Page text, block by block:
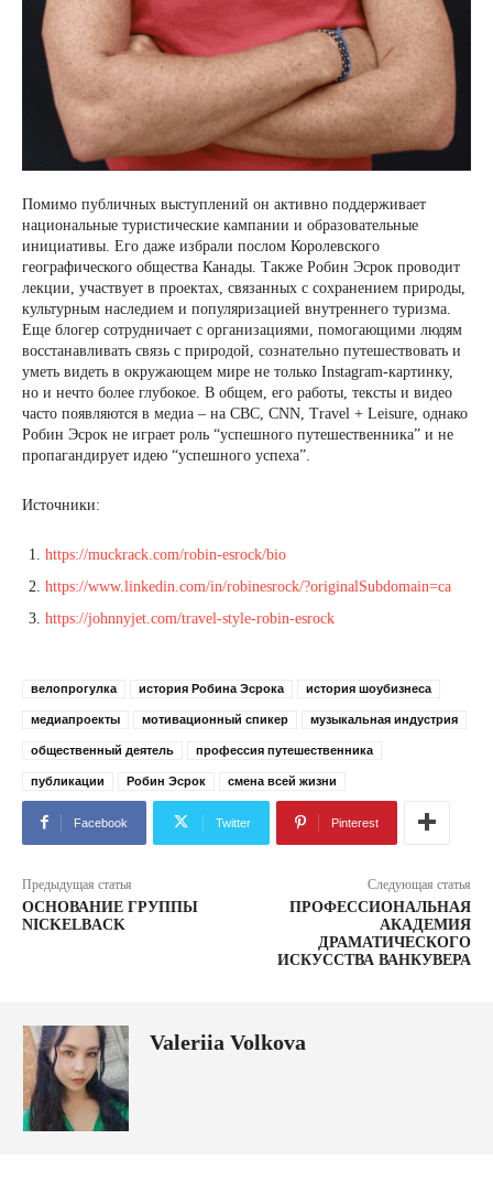
Помимо публичных выступлений он активно поддерживает
национальные туристические кампании и образовательные
инициативы. Его даже избрали послом Королевского
географического общества Канады. Также Робин Эсрок проводит
лекции, участвует в проектах, связанных с сохранением природы,
культурным наследием и популяризацией внутреннего туризма.
Еще блогер сотрудничает с организациями, помогающими людям
восстанавливать связь с природой, сознательно путешествовать и
уметь видеть в окружающем мире не только Instagram-картинку,
но и нечто более глубокое. В общем, его работы, тексты и видео
часто появляются в медиа – на CBC, CNN, Travel + Leisure, однако
Робин Эсрок не играет роль “успешного путешественника” и не
пропагандирует идею “успешного успеха”.
Источники:
https://muckrack.com/robin-esrock/bio
https://www.linkedin.com/in/robinesrock/?originalSubdomain=ca
https://johnnyjet.com/travel-style-robin-esrock
велопрогулка история Робина Эсрока история шоубизнеса
медиапроекты мотивационный спикер музыкальная индустрия
общественный деятель профессия путешественника
публикации Робин Эсрок смена всей жизни
Facebook Twitter Pinterest
Предыдущая статья
ОСНОВАНИЕ ГРУППЫ
NICKELBACK
Следующая статья
ПРОФЕССИОНАЛЬНАЯ
АКАДЕМИЯ
ДРАМАТИЧЕСКОГО
ИСКУССТВА ВАНКУВЕРА
Valeriia Volkova